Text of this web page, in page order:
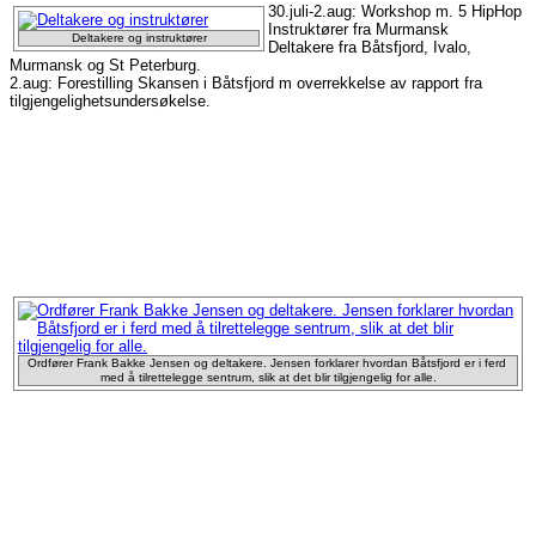
Prosjekter i 2007
Prosjekter i 2008
Deltakere og instruktører
30.juli-2.aug: Workshop m. 5 HipHop
Instruktører fra Murmansk
Deltakere fra Båtsfjord, Ivalo,
Murmansk og St Peterburg.
2.aug: Forestilling Skansen i Båtsfjord m overrekkelse av rapport fra
tilgjengelighetsundersøkelse.
Ordfører Frank Bakke Jensen og deltakere. Jensen forklarer hvordan Båtsfjord er i ferd
med å tilrettelegge sentrum, slik at det blir tilgjengelig for alle.